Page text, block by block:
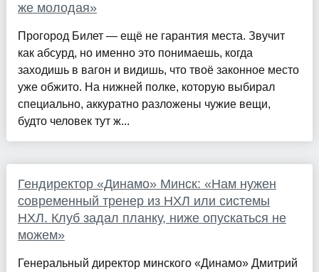
же молодая»
Прогород Билет — ещё не гарантия места. Звучит
как абсурд, но именно это понимаешь, когда
заходишь в вагон и видишь, что твоё законное место
уже обжито. На нижней полке, которую выбирал
специально, аккуратно разложены чужие вещи,
будто человек тут ж...
Гендиректор «Динамо» Минск: «Нам нужен
современный тренер из НХЛ или системы
НХЛ. Клуб задал планку, ниже опускаться не
можем»
Генеральный директор минского «Динамо» Дмитрий